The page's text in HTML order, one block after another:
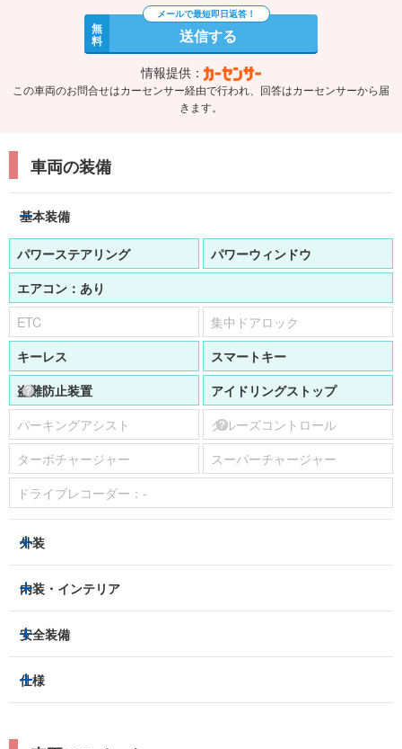
無
料 送信する
情報提供：
この車両のお問合せはカーセンサー経由で行われ、回答はカーセンサーから届
きます。
車両の装備
基本装備
パワーステアリング
パワーウィンドウ
エアコン： あり
ETC
集中ドアロック
キーレス
スマートキー
盗難防止装置
アイドリングストップ
パーキングアシスト
クルーズコントロール
ターボチャージャー
スーパーチャージャー
ドライブレコーダー： -
外装
LEDヘッドライト
アルミホイール：あり
サンルーフ/ガラスルーフ
内装・インテリア
3列シート
ベンチシート
パワーシート
安全装備
トラクションコントロール
レーンキープアシスト
横滑り防止装置
衝突被害軽減プレーキ
仕様